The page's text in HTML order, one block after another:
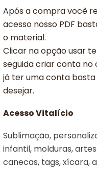
Após a compra você
acesso nosso PDF
o material.
Clicar na opção usar
seguida criar conta no
já ter uma conta
desejar.
Acesso Vitalício
Sublimação,
infantil, molduras,
canecas, tags, xícara,